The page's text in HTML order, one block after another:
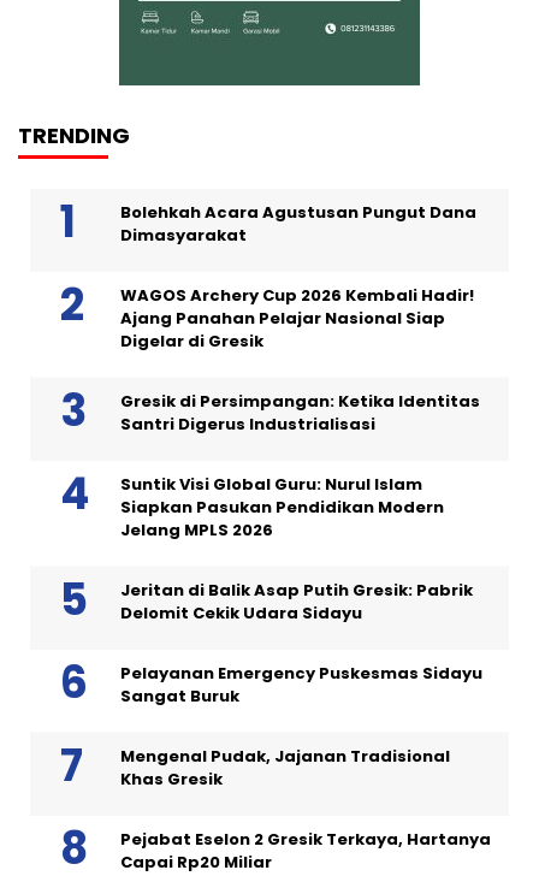
TRENDING
Bolehkah Acara Agustusan Pungut Dana
Dimasyarakat
WAGOS Archery Cup 2026 Kembali Hadir!
Ajang Panahan Pelajar Nasional Siap
Digelar di Gresik
Gresik di Persimpangan: Ketika Identitas
Santri Digerus Industrialisasi
Suntik Visi Global Guru: Nurul Islam
Siapkan Pasukan Pendidikan Modern
Jelang MPLS 2026
Jeritan di Balik Asap Putih Gresik: Pabrik
Delomit Cekik Udara Sidayu
Pelayanan Emergency Puskesmas Sidayu
Sangat Buruk
Mengenal Pudak, Jajanan Tradisional
Khas Gresik
Pejabat Eselon 2 Gresik Terkaya, Hartanya
Capai Rp20 Miliar